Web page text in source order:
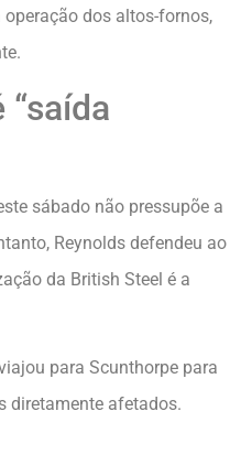
dos altos-fornos,
sábado não pressupõe a
Reynolds defendeu ao
da British Steel é a
para Scunthorpe para
diretamente afetados.